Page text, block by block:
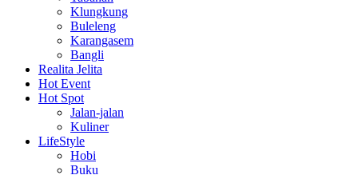
Klungkung
Buleleng
Karangasem
Bangli
Realita Jelita
Hot Event
Hot Spot
Jalan-jalan
Kuliner
LifeStyle
Hobi
Buku